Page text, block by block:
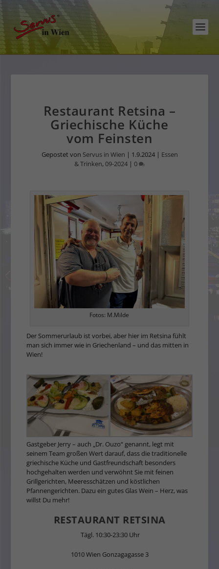
Restaurant Retsina –
Griechische Küche
vom Feinsten
Gepostet von Servus in Wien | 1.9.2024| Essen
& Trinken,09-2024 | 0
Fotos: M.Milde
Der Sommerurlaub ist vorbei, aber hier im Retsina fühlt
man sich immer wie in Griechenland – und das mitten in
Wien!
Gastgeber Jerry – auch „Dr. Ouzo“ genannt, legt mit
seinem Team großen Wert darauf, dass die traditionelle
griechische Küche und Gastfreundschaft besonders
hochgehalten werden und verwöhnt Sie mit feinen
Grillgerichten, Meeresschätzen und köstlichen
Pfannengerichten. Dazu ein gutes Glas Wein – Herz, was
willst Du mehr!
RESTAURANT RETSINA
Tägl. 10:30-23:30 Uhr
1010 Wien Gonzagagasse 3